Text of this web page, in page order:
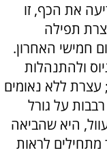
את הכף, זו
תפילה
חמישי האחרון.
ולהתנהלות
ללא נאומים
על גורל
היא שהביאה
לראות